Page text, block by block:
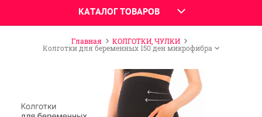
КАТАЛОГ ТОВАРОВ
Главная КОЛГОТКИ, ЧУЛКИ
Колготки для беременных 150 ден микрофибра